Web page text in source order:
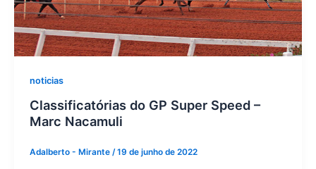
noticias
Classificatórias do GP Super Speed –
Marc Nacamuli
Adalberto - Mirante /19 de junho de 2022